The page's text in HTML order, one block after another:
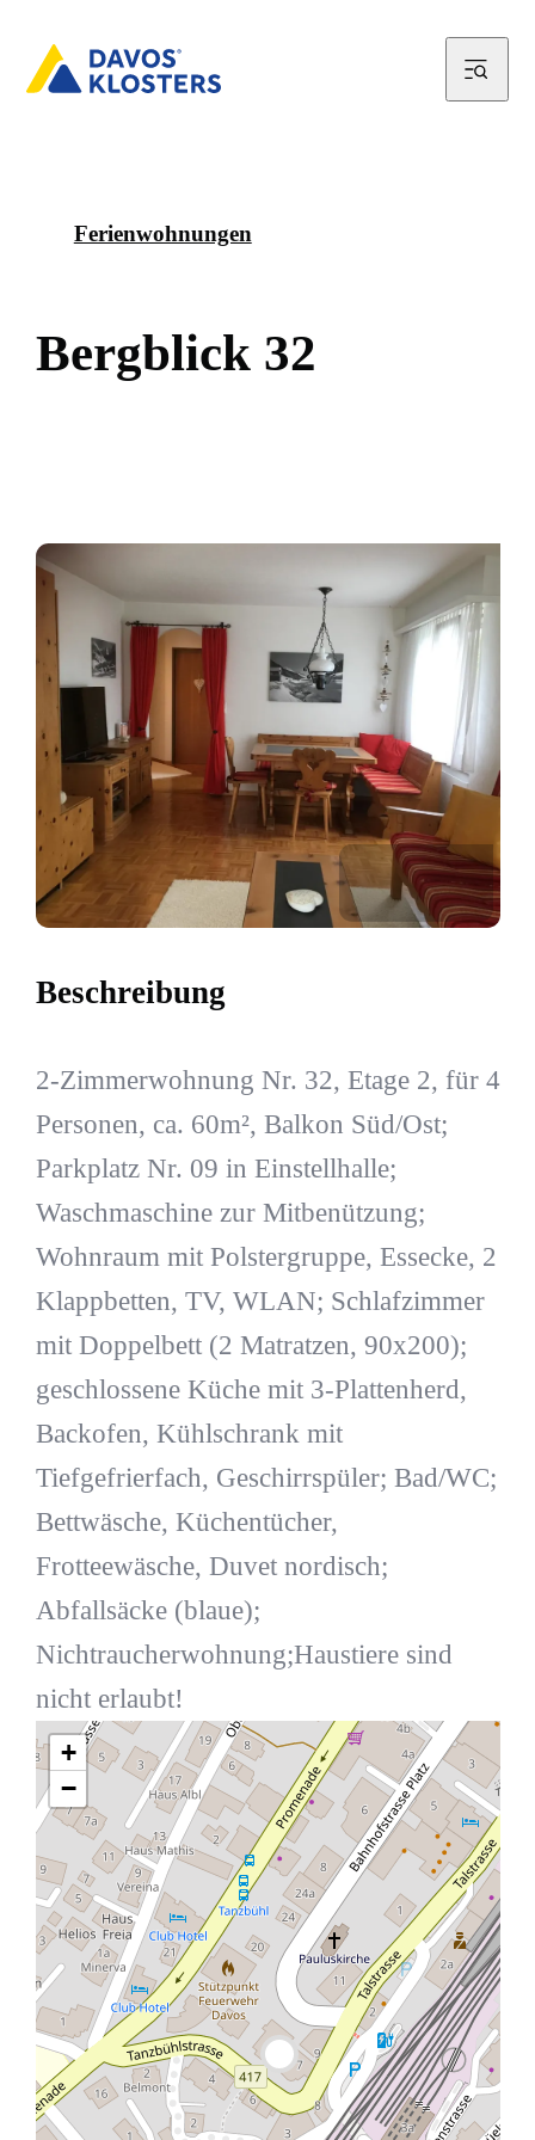
Ferienwohnungen
Bergblick 32
Beschreibung
2-Zimmerwohnung Nr. 32, Etage 2, für 4
Personen, ca. 60m², Balkon Süd/Ost;
Parkplatz Nr. 09 in Einstellhalle;
Waschmaschine zur Mitbenützung;
Wohnraum mit Polstergruppe, Essecke, 2
Klappbetten, TV, WLAN; Schlafzimmer
mit Doppelbett (2 Matratzen, 90x200);
geschlossene Küche mit 3-Plattenherd,
Backofen, Kühlschrank mit
Tiefgefrierfach, Geschirrspüler; Bad/WC;
Bettwäsche, Küchentücher,
Frotteewäsche, Duvet nordisch;
Abfallsäcke (blaue);
Nichtraucherwohnung;Haustiere sind
nicht erlaubt!
+
−